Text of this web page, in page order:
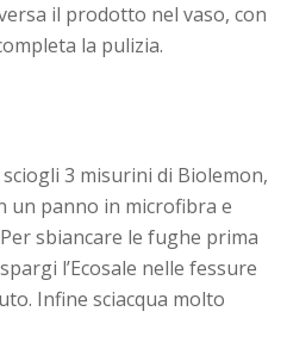
il prodotto nel vaso, con
la pulizia.
3 misurini di Biolemon,
un panno in microfibra e
sbiancare le fughe prima
l’Ecosale nelle fessure
Infine sciacqua molto